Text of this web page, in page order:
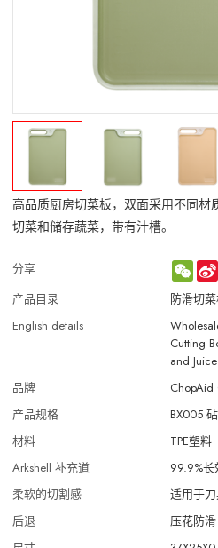
高品质厨房切菜板，双面采用不同材
切菜和储存蔬菜，带有汁槽。
分享
产品目录
防滑切
English details
Cutting
and
品牌
ChopAid
产品规格
BX005
材料
TPE塑料
Arkshell 补充道
99.9%
柔软的切割感
适用于
后退
压花防滑